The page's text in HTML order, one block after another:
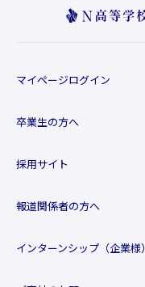
マイページログイン
卒業生の方へ
採用サイト
報道関係者の方へ
インターンシップ（企業様）